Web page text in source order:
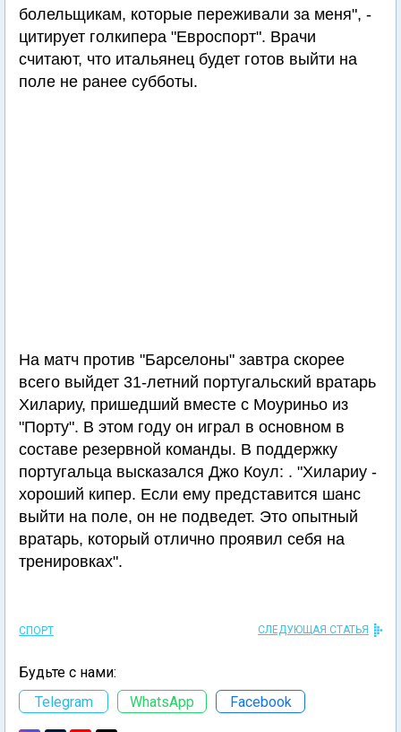
болельщикам, которые переживали за меня", -
цитирует голкипера "Евроспорт". Врачи
считают, что итальянец будет готов выйти на
поле не ранее субботы.
На матч против "Барселоны" завтра скорее
всего выйдет 31-летний португальский вратарь
Хилариу, пришедший вместе с Моуриньо из
"Порту". В этом году он играл в основном в
составе резервной команды. В поддержку
португальца высказался Джо Коул: . "Хилариу -
хороший кипер. Если ему представится шанс
выйти на поле, он не подведет. Это опытный
вратарь, который отлично проявил себя на
тренировках".
СПОРТ СЛЕДУЮЩАЯ СТАТЬЯ
Будьте с нами:
Telegram
WhatsApp Facebook